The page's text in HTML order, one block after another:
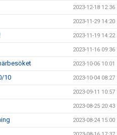
2023-12-18 12:36
2023-11-29 14:20
2023-11-19 14:22
2023-11-16 09:36
2023-10-06 10:01
10 2023-10-04 08:27
2023-09-11 10:57
2023-08-25 20:43
2023-08-24 15:00